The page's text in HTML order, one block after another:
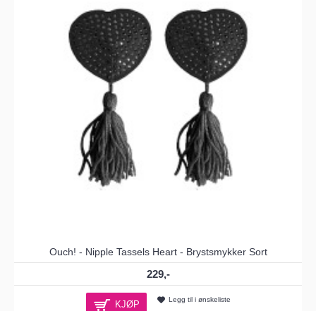
Ouch! - Nipple Tassels Heart - Brystsmykker Sort
229,-
KJØP Legg til i ønskeliste